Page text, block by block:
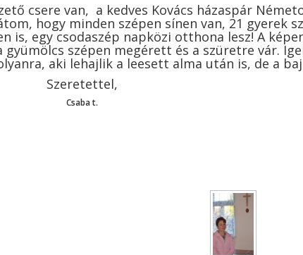
csere van, a kedves Kovács házaspár
hogy minden szépen sínen van, 21 gyerek
is, egy csodaszép napközi otthona lesz! A
szépen megérett és a szüretre vár.
aki lehajlik a leesett alma után is, de a
Szeretettel,
Csaba t.